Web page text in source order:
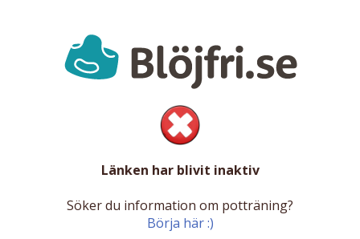
Länken har blivit inaktiv
Söker du information om potträning?
Börja här :)